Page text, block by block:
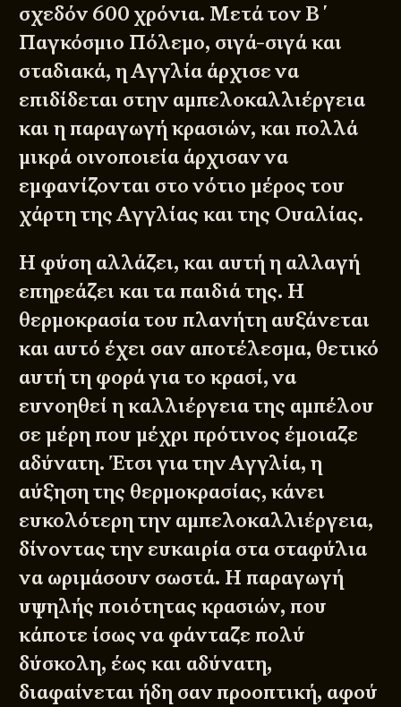
σχεδόν 600 χρόνια. Μετά τον Β΄
Παγκόσμιο Πόλεμο, σιγά-σιγά και
σταδιακά, η Αγγλία άρχισε να
επιδίδεται στην αμπελοκαλλιέργεια
και η παραγωγή κρασιών, και πολλά
μικρά οινοποιεία άρχισαν να
εμφανίζονται στο νότιο μέρος του
χάρτη της Αγγλίας και της Ουαλίας.
Η φύση αλλάζει, και αυτή η αλλαγή
επηρεάζει και τα παιδιά της. Η
θερμοκρασία του πλανήτη αυξάνεται
και αυτό έχει σαν αποτέλεσμα, θετικό
αυτή τη φορά για το κρασί, να
ευνοηθεί η καλλιέργεια της αμπέλου
σε μέρη που μέχρι πρότινος έμοιαζε
αδύνατη. Έτσι για την Αγγλία, η
αύξηση της θερμοκρασίας, κάνει
ευκολότερη την αμπελοκαλλιέργεια,
δίνοντας την ευκαιρία στα σταφύλια
να ωριμάσουν σωστά. Η παραγωγή
υψηλής ποιότητας κρασιών, που
κάποτε ίσως να φάνταζε πολύ
δύσκολη, έως και αδύνατη,
διαφαίνεται ήδη σαν προοπτική, αφού